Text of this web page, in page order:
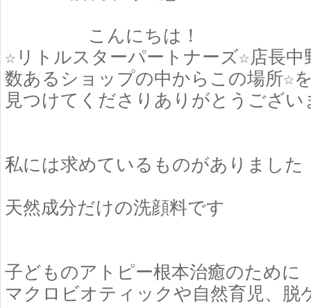
こんにちは！
☆リトルスターパートナーズ☆店長中
数あるショップの中からこの場所☆
見つけてくださりありがとうござい
私には求めているものがありました
天然成分だけの洗顔料です
子どものアトピー根本治癒のために
マクロビオティックや自然育児、脱